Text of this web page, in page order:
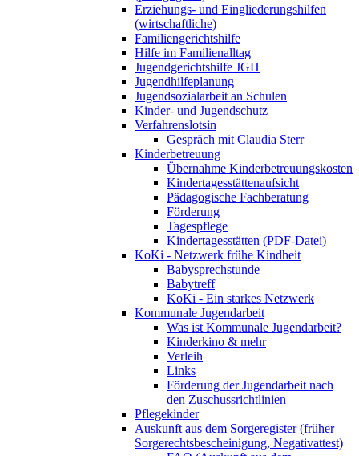
Erziehungs- und Eingliederungshilfen
(wirtschaftliche)
Familiengerichtshilfe
Hilfe im Familienalltag
Jugendgerichtshilfe JGH
Jugendhilfeplanung
Jugendsozialarbeit an Schulen
Kinder- und Jugendschutz
Verfahrenslotsin
Gespräch mit Claudia Sterr
Kinderbetreuung
Übernahme Kinderbetreuungskosten
Kindertagesstättenaufsicht
Pädagogische Fachberatung
Förderung
Tagespflege
Kindertagesstätten (PDF-Datei)
KoKi - Netzwerk frühe Kindheit
Babysprechstunde
Babytreff
KoKi - Ein starkes Netzwerk
Kommunale Jugendarbeit
Was ist Kommunale Jugendarbeit?
Kinderkino & mehr
Verleih
Links
Förderung der Jugendarbeit nach
den Zuschussrichtlinien
Pflegekinder
Auskunft aus dem Sorgeregister (früher
Sorgerechtsbescheinigung, Negativattest)